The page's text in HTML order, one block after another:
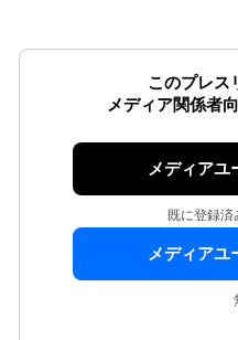
このプレス
メディア関係者
メディアユ
既に登録済
メディアユ